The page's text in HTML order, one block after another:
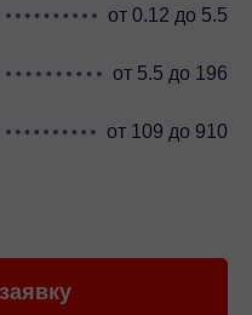
от 0.12 до 5.5
от 5.5 до 196
от 109 до 910